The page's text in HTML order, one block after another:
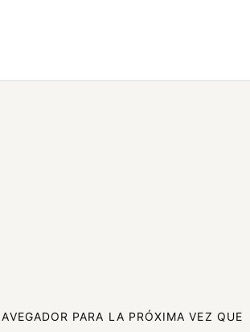
PARA LA PRÓXIMA VEZ QUE